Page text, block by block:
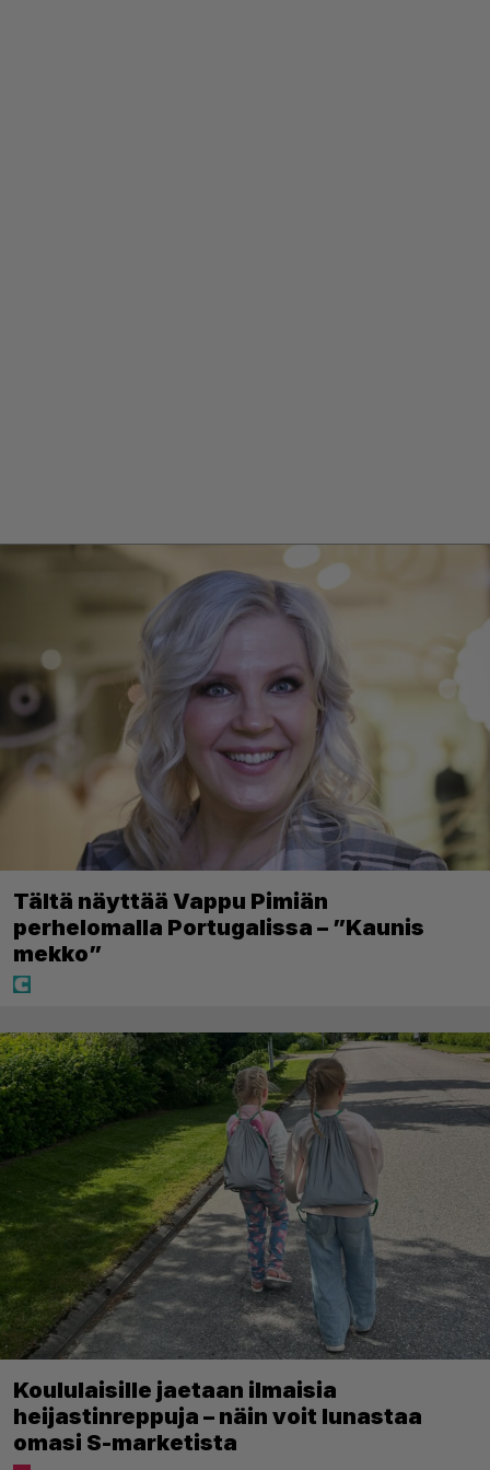
Tältä näyttää Vappu Pimiän
perhelomalla Portugalissa – ”Kaunis
mekko”
Koululaisille jaetaan ilmaisia
heijastinreppuja – näin voit lunastaa
omasi S-marketista